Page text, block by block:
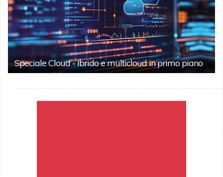
Speciale Cloud - Ibrido e multicloud in primo piano